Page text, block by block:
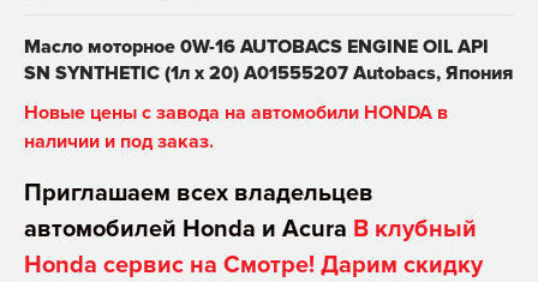
Масло моторное 0W-16 AUTOBACS ENGINE OIL API
SN SYNTHETIC (1л х 20) A01555207 Autobacs, Япония
Новые цены с завода на автомобили HONDA в
наличии и под заказ.
Приглашаем всех владельцев
автомобилей Honda и Acura В клубный
Honda сервис на Смотре! Дарим скидку